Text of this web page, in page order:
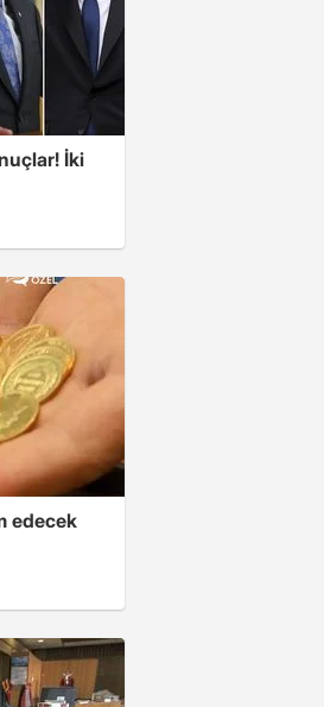
İki
edecek